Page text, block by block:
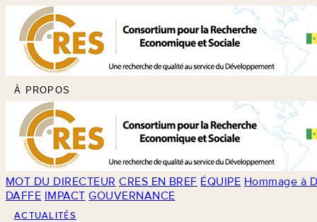
À PROPOS
MOT DU DIRECTEUR CRES EN BREF ÉQUIPE Hommage à
DAFFE IMPACT GOUVERNANCE
ACTUALITÉS